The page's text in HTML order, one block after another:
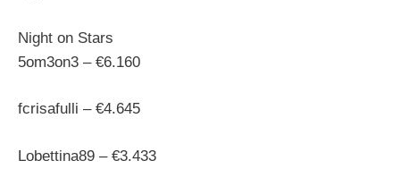
Night on Stars
5om3on3 – €6.160
fcrisafulli – €4.645
Lobettina89 – €3.433